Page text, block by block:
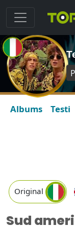
Albums Testi
Original
Sud